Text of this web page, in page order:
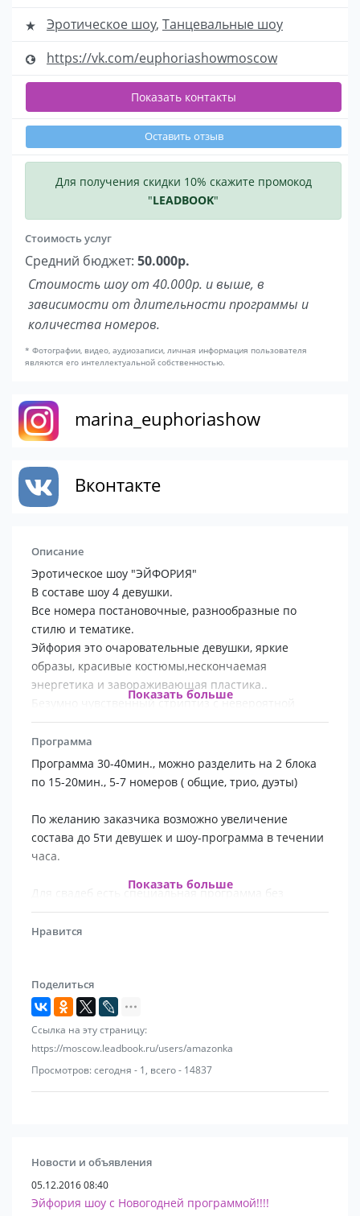
Эротическое шоу, Танцевальные шоу
https://vk.com/euphoriashowmoscow
Показать контакты
Оставить отзыв
Для получения скидки 10% скажите промокод
"LEADBOOK"
Стоимость услуг
Средний бюджет: 50.000р.
Стоимость шоу от 40.000р. и выше, в
зависимости от длительности программы и
количества номеров.
* Фотографии, видео, аудиозаписи, личная информация пользователя
являются его интеллектуальной собственностью.
marina_euphoriashow
Вконтакте
Описание
Эротическое шоу "ЭЙФОРИЯ"
В составе шоу 4 девушки.
Все номера постановочные, разнообразные по
стилю и тематике.
Эйфория это очаровательные девушки, яркие
образы, красивые костюмы,нескончаемая
энергетика и завораживающая пластика..
Безумно чувственный стриптиз с невероятной
эстетической выдержкой на Ваш корпоратив,
свадьбу, мальчишник, день рождения!!!
Показать больше
Программа
Программа 30-40мин., можно разделить на 2 блока
по 15-20мин., 5-7 номеров ( общие, трио, дуэты)
По желанию заказчика возможно увеличение
состава до 5ти девушек и шоу-программа в течении
часа.
Для свадеб есть специальная программа без
раздевания, интерактив с гостями!
топлес или на велкам-зону для встречи гостей!!!
Показать больше
Нравится
Поделиться
Ссылка на эту страницу:
https://moscow.leadbook.ru/users/amazonka
Просмотров: сегодня - 1, всего - 14837
Новости и объявления
05.12.2016 08:40
Эйфория шоу с Новогодней программой!!!!